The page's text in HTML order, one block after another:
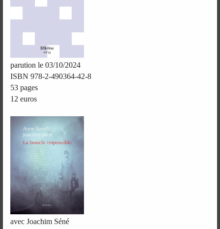
parution le 03/10/2024
ISBN 978-2-490364-42-8
53 pages
12 euros
avec Joachim Séné